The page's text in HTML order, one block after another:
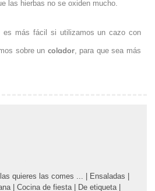
las hierbas no se oxiden mucho.
, es más fácil si utilizamos un cazo con
sobre un colador, para que sea más
quieres las comes ... | Ensaladas |
| Cocina de fiesta | De etiqueta |